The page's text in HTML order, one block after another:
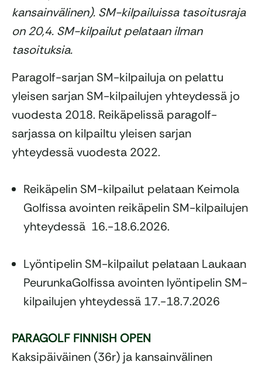
kansainvälinen). SM-kilpailuissa tasoitusraja
on 20,4. SM-kilpailut pelataan ilman
tasoituksia.
Paragolf-sarjan SM-kilpailuja on pelattu
yleisen sarjan SM-kilpailujen yhteydessä jo
vuodesta 2018. Reikäpelissä paragolf-
sarjassa on kilpailtu yleisen sarjan
yhteydessä vuodesta 2022.
Reikäpelin SM-kilpailut pelataan Keimola
Golfissa avointen reikäpelin SM-kilpailujen
yhteydessä 16.-18.6.2026.
Lyöntipelin SM-kilpailut pelataan Laukaan
PeurunkaGolfissa avointen lyöntipelin SM-
kilpailujen yhteydessä 17.-18.7.2026
PARAGOLF FINNISH OPEN
Kaksipäiväinen (36r) ja kansainvälinen